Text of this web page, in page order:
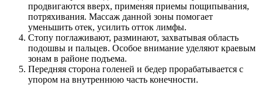
продвигаются вверх, применяя приемы пощипывания,
потряхивания. Массаж данной зоны помогает
уменьшить отек, усилить отток лимфы.
Стопу поглаживают, разминают, захватывая область
подошвы и пальцев. Особое внимание уделяют краевым
зонам в районе подъема.
Передняя сторона голеней и бедер прорабатывается с
упором на внутреннюю часть конечности.